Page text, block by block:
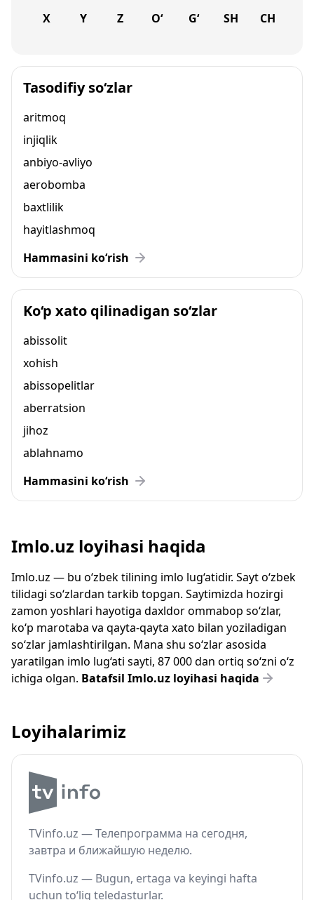
X Y Z O‘ G‘ SH CH
Tasodifiy so‘zlar
aritmoq
injiqlik
anbiyo-avliyo
aerobomba
baxtlilik
hayitlashmoq
Hammasini ko‘rish
Ko‘p xato qilinadigan so‘zlar
abissolit
xohish
abissopelitlar
aberratsion
jihoz
ablahnamo
Hammasini ko‘rish
Imlo.uz loyihasi haqida
Imlo.uz — bu o‘zbek tilining imlo lug‘atidir. Sayt o‘zbek
tilidagi so‘zlardan tarkib topgan. Saytimizda hozirgi
zamon yoshlari hayotiga daxldor ommabop so‘zlar,
ko‘p marotaba va qayta-qayta xato bilan yoziladigan
so‘zlar jamlashtirilgan. Mana shu so‘zlar asosida
yaratilgan imlo lug‘ati sayti, 87 000 dan ortiq so‘zni o‘z
ichiga olgan. Batafsil Imlo.uz loyihasi haqida
Loyihalarimiz
TVinfo.uz — Телепрограмма на сегодня,
завтра и ближайшую неделю.
TVinfo.uz — Bugun, ertaga va keyingi hafta
uchun to‘liq teledasturlar.